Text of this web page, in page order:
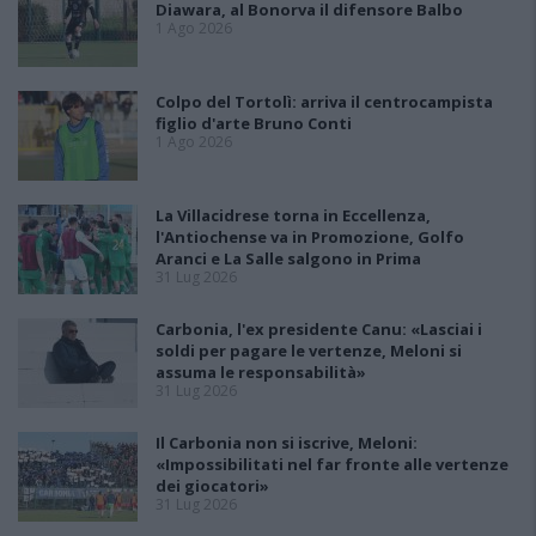
Diawara, al Bonorva il difensore Balbo
1 Ago 2026
Colpo del Tortolì: arriva il centrocampista
figlio d'arte Bruno Conti
1 Ago 2026
La Villacidrese torna in Eccellenza,
l'Antiochense va in Promozione, Golfo
Aranci e La Salle salgono in Prima
31 Lug 2026
Carbonia, l'ex presidente Canu: «Lasciai i
soldi per pagare le vertenze, Meloni si
assuma le responsabilità»
31 Lug 2026
Il Carbonia non si iscrive, Meloni:
«Impossibilitati nel far fronte alle vertenze
dei giocatori»
31 Lug 2026